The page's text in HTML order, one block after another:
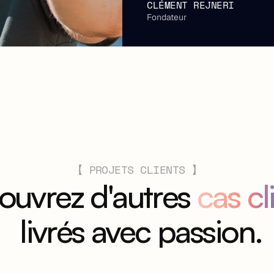
CLÉMENT REJNERI
Fondateur
【 PROJETS CLIENTS 】
d'autres cas
livrés avec passion.